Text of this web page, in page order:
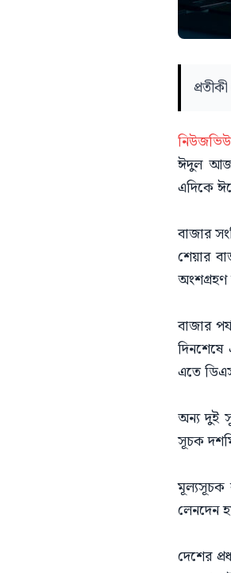
ঈদুল
এদিকে
বাজার
শেয়ার
অংশগ্রহণ
বাজার
এতে
অন্য দুই
সূচক
মূল্যসূচক
লেনদেন
দেশের